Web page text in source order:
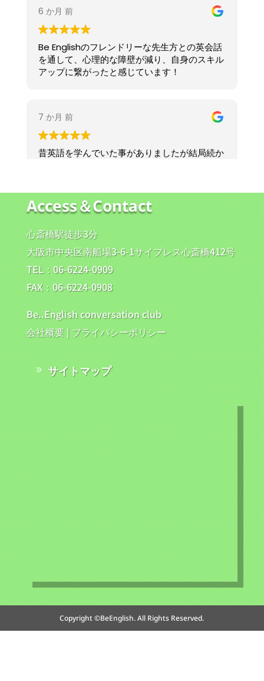
Access＆Contact
心斎橋駅徒歩3分
大阪市中央区南船場3-6-1サイプレス心斎橋412号
TEL：06-6224-0909
FAX：06-6224-0908
Be..English conversation club
会社概要| プライバシーポリシー
サイトマップ
Copyright ©BeEnglish. All Rights Reserved.